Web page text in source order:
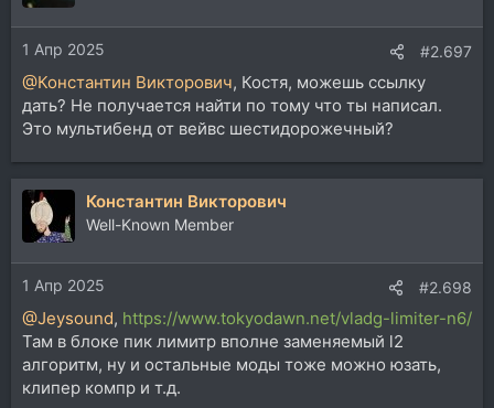
1 Апр 2025 #2.697
@Константин Викторович, Костя, можешь ссылку
дать? Не получается найти по тому что ты написал.
Это мультибенд от вейвс шестидорожечный?
Константин Викторович
Well-Known Member
1 Апр 2025 #2.698
@Jeysound, https://www.tokyodawn.net/vladg-limiter-n6/
Там в блоке пик лимитр вполне заменяемый l2
алгоритм, ну и остальные моды тоже можно юзать,
клипер компр и т.д.